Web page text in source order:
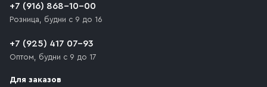
доставки предусмотрен платный въезд, то Покупателю
необходимо компенсировать стоимость въезда
+7 (916) 868-10-00
Розница, будни с 9 до 16
+7 (925) 417 07-93
Оптом, будни с 9 до 17
Для заказов